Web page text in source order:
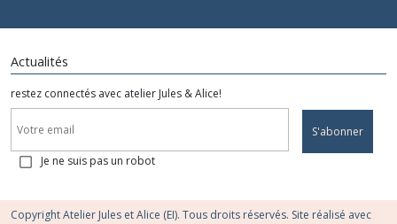
Actualités
restez connectés avec atelier Jules & Alice!
S'abonner
Je ne suis pas un robot
Copyright Atelier Jules et Alice (EI). Tous droits réservés. Site réalisé avec